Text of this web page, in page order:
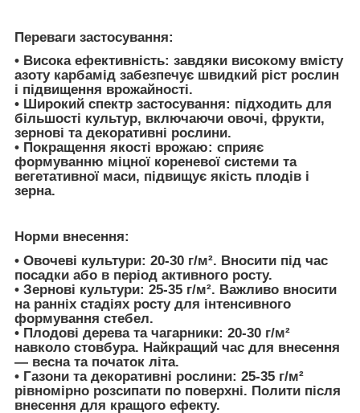
Переваги застосування:
• Висока ефективність: завдяки високому вмісту
азоту карбамід забезпечує швидкий ріст рослин
і підвищення врожайності.
• Широкий спектр застосування: підходить для
більшості культур, включаючи овочі, фрукти,
зернові та декоративні рослини.
• Покращення якості врожаю: сприяє
формуванню міцної кореневої системи та
вегетативної маси, підвищує якість плодів і
зерна.
Норми внесення:
• Овочеві культури: 20-30 г/м². Вносити під час
посадки або в період активного росту.
• Зернові культури: 25-35 г/м². Важливо вносити
на ранніх стадіях росту для інтенсивного
формування стебел.
• Плодові дерева та чагарники: 20-30 г/м²
навколо стовбура. Найкращий час для внесення
— весна та початок літа.
• Газони та декоративні рослини: 25-35 г/м²
рівномірно розсипати по поверхні. Полити після
внесення для кращого ефекту.